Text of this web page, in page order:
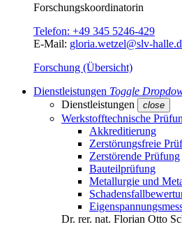
Forschungs­koordinatorin
Telefon: +49 345 5246-429
E-Mail: gloria.wetzel@slv-
Forschung (Übersicht)
Dienstleistungen Toggle
Dienstleistungen
close
Werkstofftechnische
Akkreditierung
Zerstörungsfreie
Zerstörende Prüfung
Bauteilprüfung
Metallurgie und
Dr. rer. nat. Florian Otto